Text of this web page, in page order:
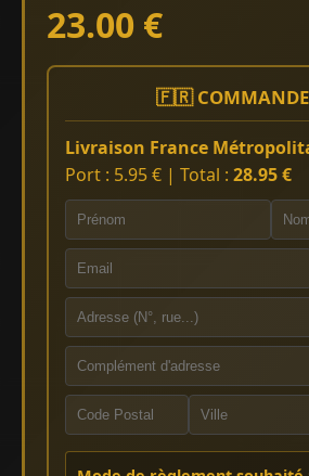
23.00 €
🇫🇷 COMMANDE
Livraison France
Port : 5.95 € | Total : 28.95 €